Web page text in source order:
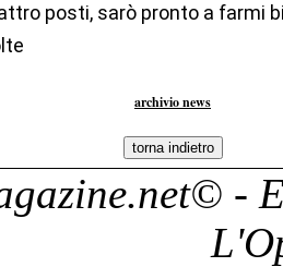
posti, sarò pronto a farmi
archivio news
© -